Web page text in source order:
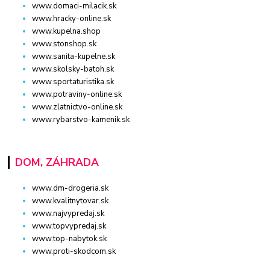
www.domaci-milacik.sk
www.hracky-online.sk
www.kupelna.shop
www.stonshop.sk
www.sanita-kupelne.sk
www.skolsky-batoh.sk
www.sportaturistika.sk
www.potraviny-online.sk
www.zlatnictvo-online.sk
www.rybarstvo-kamenik.sk
DOM, ZÁHRADA
www.dm-drogeria.sk
www.kvalitnytovar.sk
www.najvypredaj.sk
www.topvypredaj.sk
www.top-nabytok.sk
www.proti-skodcom.sk